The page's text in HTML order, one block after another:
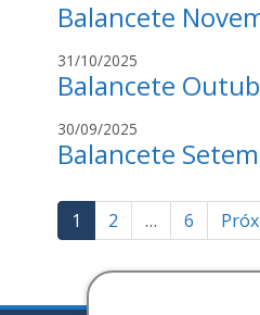
h
a
o
c
h
a
i
d
o
c
h
a
v
n
i
d
o
c
h
a
Balancete
31/10/2025i
v
n
i
d
o
c
Balancete
30/09/2025i
v
n
l
d
Balancete
Paginação
de
posts
1 2 … 6